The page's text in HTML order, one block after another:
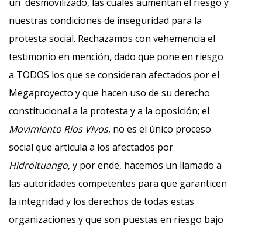
nuestras condiciones de inseguridad para la
protesta social. Rechazamos con vehemencia el
testimonio en mención, dado que pone en riesgo
a TODOS los que se consideran afectados por el
Megaproyecto y que hacen uso de su derecho
constitucional a la protesta y a la oposición; el
Movimiento Ríos Vivos, no es el único proceso
social que articula a los afectados por
Hidroituango, y por ende, hacemos un llamado a
las autoridades competentes para que garanticen
la integridad y los derechos de todas estas
organizaciones y que son puestas en riesgo bajo